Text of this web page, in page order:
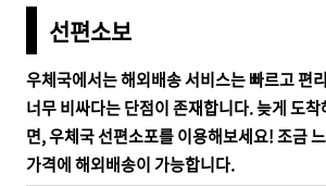
선편소보
우체국에서는 해외배송 서비스는 빠르고 편
너무 비싸다는 단점이 존재합니다. 늦게 도
면, 우체국 선편소포를 이용해보세요! 조금
가격에 해외배송이 가능합니다.